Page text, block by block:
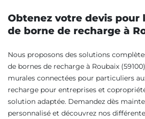
Obtenez votre devis pour
de borne de recharge à
Nous proposons des solutions
de bornes de recharge à Roubaix
murales connectées pour particuliers
recharge pour entreprises et
solution adaptée. Demandez dès
personnalisé et découvrez nos